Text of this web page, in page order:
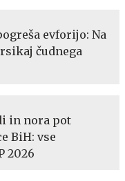
evforijo: Na
čudnega
in nora pot
BiH: vse
2026